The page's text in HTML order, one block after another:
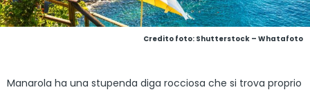
Credito foto: Shutterstock – Whatafoto
Manarola ha una stupenda diga rocciosa che si trova proprio